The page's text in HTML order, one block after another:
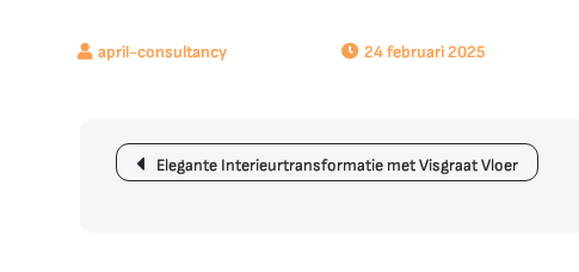
24 februari 2025
Berichtnavigatie
Elegante Interieurtransformatie met Visgraat Vloer